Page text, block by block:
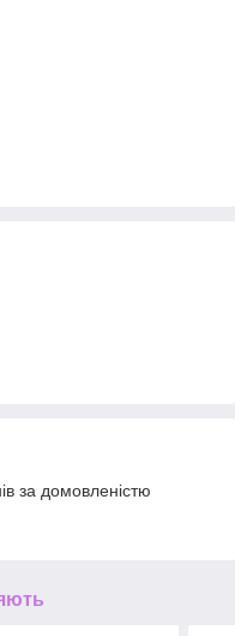
за домовленістю